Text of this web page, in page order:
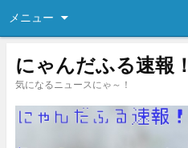
メニュー
にゃんだふる速報！
気になるニュースにゃ～！